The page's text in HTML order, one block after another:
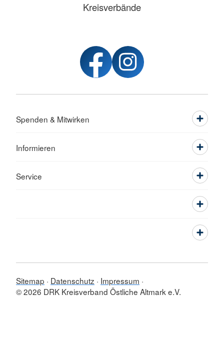
Kreisverbände
Spenden & Mitwirken
Informieren
Service
Sitemap Datenschutz
Impressum
© 2026 DRK Kreisverband Östliche Altmark e.V.